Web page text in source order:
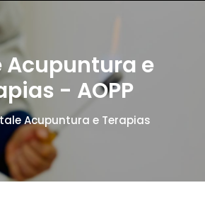
Acupuntura e
- AOPP
Acupuntura e Terapias